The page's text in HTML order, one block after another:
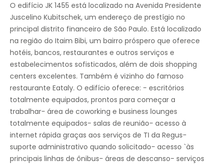
Área de estar
Principais ligações de transportes
Salas de reuniões
Restaurante para almoços no local
Sanduíche / Café Bar no local
Área de estar exterior / terraço
Estacionamento
Pisos elevados
O edifício JK 1455 está localizado na Avenida Presidente
Juscelino Kubitschek, um endereço de prestígio no
principal distrito financeiro de São Paulo. Está localizado
na região do Itaim Bibi, um bairro próspero que oferece
hotéis, bancos, restaurantes e outros serviços e
estabelecimentos sofisticados, além de dois shopping
centers excelentes. Também é vizinho do famoso
restaurante Eataly. O edifício oferece: - escritórios
totalmente equipados, prontos para começar a
trabalhar- área de coworking e business lounges
totalmente equipados- salas de reunião- acesso à
internet rápida graças aos serviços de TI da Regus-
suporte administrativo quando solicitado- acesso `às
principais linhas de ônibus- áreas de descanso- serviços